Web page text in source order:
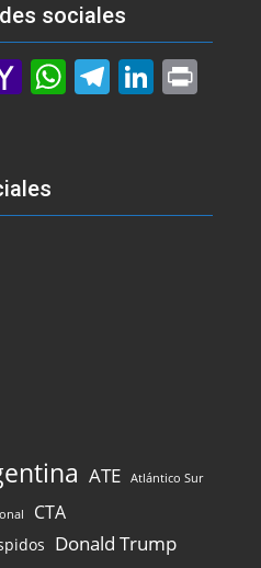
sociales
Y
o
o
W
A
T
a
Li
dI
ATE Atlántico Sur
CTA
Donald Trump